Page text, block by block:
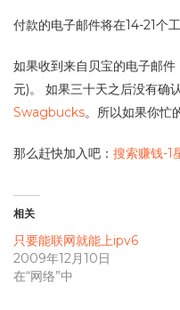
付款的电子邮件将在14-21个
如果收到来自贝宝的电子邮
元)。 如果三十天之后没有确
Swagbucks。所以如果你忙
那么赶快加入吧： 搜索赚钱-1
相关
只要能联网就能上ipv6
2009年12月10日
在“网络”中